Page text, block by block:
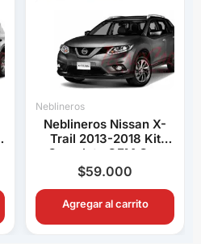
Neblineros
Neblineros Nissan X-
Trail 2013-2018 Kit
Completo OEM Con
Switch y Relay
$59.000
Agregar al carrito